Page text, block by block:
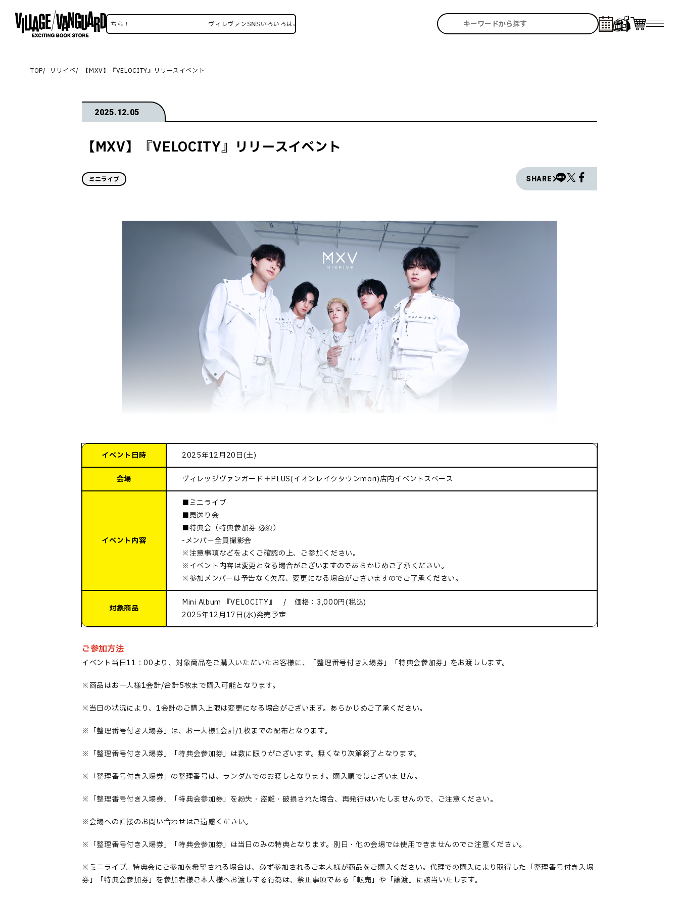
ィレヴァンSNSいろいろはこちら！ ヴィレヴァンSNSいろいろはこちら！
TOP リリイベ 【MXV】『VELOCITY』リリースイベント
2025.12.05
【MXV】『VELOCITY』リリースイベント
ミニライブ SHARE
イベント日時 2025年12月20日(土)
会場 ヴィレッジヴァンガード＋PLUS(イオンレイクタウンmori)店内イベントスペース
イベント内容
■ミニライブ
■見送り会
■特典会（特典参加券 必須）
-メンバー全員撮影会
※注意事項などをよくご確認の上、ご参加ください。
※イベント内容は変更となる場合がございますのであらかじめご了承ください。
※参加メンバーは予告なく欠席、変更になる場合がございますのでご了承ください。
対象商品
Mini Album 『VELOCITY』 / 価格：3,000円(税込)
2025年12月17日(水)発売予定
ご参加方法
イベント当日11 ：00より、 対象商品をご購入いただいたお客様に、 「整理番号付き入場券」「特典会参加券」 をお渡しします。
※商品はお一人様1会計/合計5枚まで購入可能となります。
※当日の状況により、1会計のご購入上限は変更になる場合がございます。あらかじめご了承ください。
※ 「整理番号付き入場券」は、お一人様1会計/1枚までの配布となります。
※「整理番号付き入場券」「特典会参加券」は数に限りがございます。無くなり次第終了となります。
※「整理番号付き入場券」の整理番号は、 ランダムでのお渡しとなります。 購入順ではございません。
※ 「整理番号付き入場券」「特典会参加券」を紛失・盗難・破損された場合、 再発行はいたしませんので、ご注意ください。
※会場への直接のお問い合わせはご遠慮ください。
※ 「整理番号付き入場券」「特典会参加券」は当日のみの特典となります。別日・他の会場では使用できませんのでご注意ください。
※ミニライブ、特典会にご参加を希望される場合は、必ず参加されるご本人様が商品をご購入ください。代理での購入により取得した「整理番号付き入場
券」「特典会参加券」を参加者様ご本人様へお渡しする行為は、禁止事項である「転売」や「譲渡」に該当いたします。